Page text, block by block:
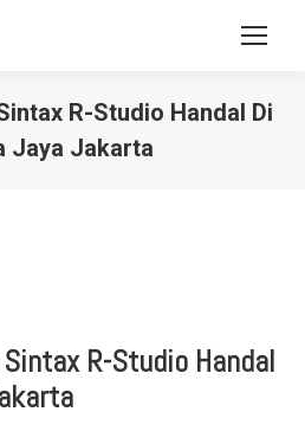
R-Studio Handal Di
Jaya Jakarta
R-Studio Handal